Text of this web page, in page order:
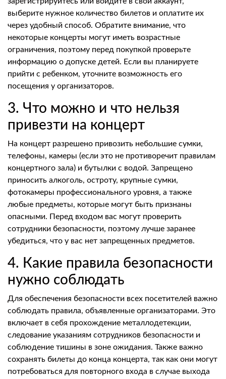
выберите нужное количество билетов и оплатите их
через удобный способ. Обратите внимание, что
некоторые концерты могут иметь возрастные
ограничения, поэтому перед покупкой проверьте
информацию о допуске детей. Если вы планируете
прийти с ребенком, уточните возможность его
посещения у организаторов.
3. Что можно и что нельзя
привезти на концерт
На концерт разрешено привозить небольшие сумки,
телефоны, камеры (если это не противоречит правилам
концертного зала) и бутылки с водой. Запрещено
приносить алкоголь, остроту, крупные сумки,
фотокамеры профессионального уровня, а также
любые предметы, которые могут быть признаны
опасными. Перед входом вас могут проверить
сотрудники безопасности, поэтому лучше заранее
убедиться, что у вас нет запрещенных предметов.
4. Какие правила безопасности
нужно соблюдать
Для обеспечения безопасности всех посетителей важно
соблюдать правила, объявленные организаторами. Это
включает в себя прохождение металлодетекции,
следование указаниям сотрудников безопасности и
соблюдение тишины в зоне ожидания. Также важно
сохранять билеты до конца концерта, так как они могут
потребоваться для повторного входа в случае выхода